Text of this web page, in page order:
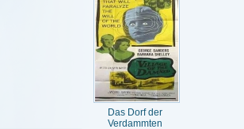
Das Dorf der
Verdammten